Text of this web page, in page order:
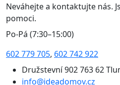
Neváhejte a kontaktujte nás.
pomoci.
Po-Pá (7:30–15:00)
602 779 705, 602 742 922
Družstevní 902 763 62
info@ideadomov.cz